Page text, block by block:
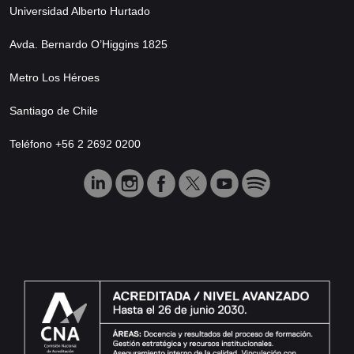
Universidad Alberto Hurtado
Avda. Bernardo O’Higgins 1825
Metro Los Héroes
Santiago de Chile
Teléfono +56 2 2692 0200